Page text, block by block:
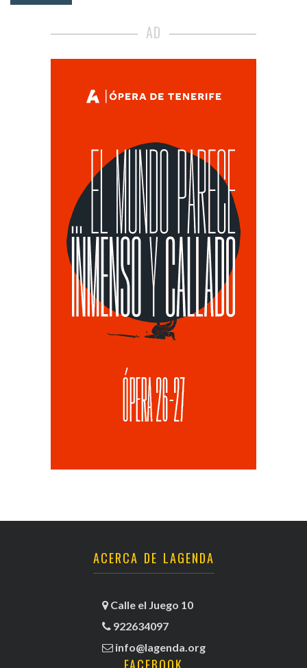
AD
ACERCA DE LAGENDA
Calle el Juego 10
922634097
info@lagenda.org
FACEBOOK